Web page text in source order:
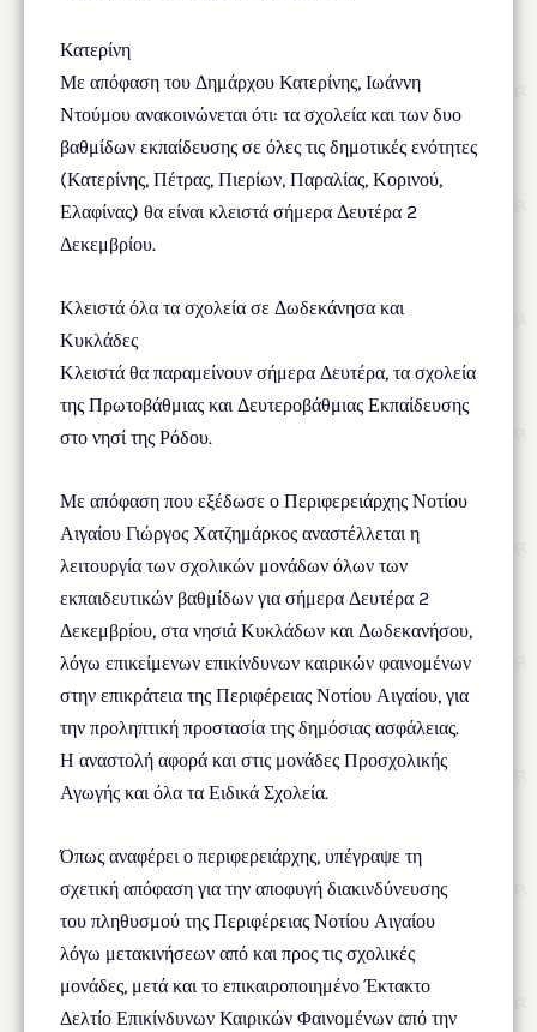
Κατερίνη
Με απόφαση του Δημάρχου Κατερίνης, Ιωάννη
Ντούμου ανακοινώνεται ότι: τα σχολεία και των δυο
βαθμίδων εκπαίδευσης σε όλες τις δημοτικές ενότητες
(Κατερίνης, Πέτρας, Πιερίων, Παραλίας, Κορινού,
Ελαφίνας) θα είναι κλειστά σήμερα Δευτέρα 2
Δεκεμβρίου.
Κλειστά όλα τα σχολεία σε Δωδεκάνησα και
Κυκλάδες
Κλειστά θα παραμείνουν σήμερα Δευτέρα, τα σχολεία
της Πρωτοβάθμιας και Δευτεροβάθμιας Εκπαίδευσης
στο νησί της Ρόδου.
Με απόφαση που εξέδωσε ο Περιφερειάρχης Νοτίου
Αιγαίου Γιώργος Χατζημάρκος αναστέλλεται η
λειτουργία των σχολικών μονάδων όλων των
εκπαιδευτικών βαθμίδων για σήμερα Δευτέρα 2
Δεκεμβρίου, στα νησιά Κυκλάδων και Δωδεκανήσου,
λόγω επικείμενων επικίνδυνων καιρικών φαινομένων
στην επικράτεια της Περιφέρειας Νοτίου Αιγαίου, για
την προληπτική προστασία της δημόσιας ασφάλειας.
Η αναστολή αφορά και στις μονάδες Προσχολικής
Αγωγής και όλα τα Ειδικά Σχολεία.
Όπως αναφέρει ο περιφερειάρχης, υπέγραψε τη
σχετική απόφαση για την αποφυγή διακινδύνευσης
του πληθυσμού της Περιφέρειας Νοτίου Αιγαίου
λόγω μετακινήσεων από και προς τις σχολικές
μονάδες, μετά και το επικαιροποιημένο Έκτακτο
Δελτίο Επικίνδυνων Καιρικών Φαινομένων από την